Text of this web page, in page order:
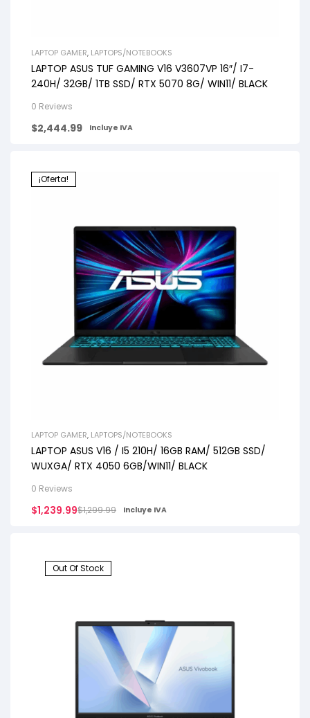
LAPTOP GAMER, LAPTOPS/NOTEBOOKS
LAPTOP ASUS TUF GAMING V16 V3607VP 16″/ I7-
240H/ 32GB/ 1TB SSD/ RTX 5070 8G/ WIN11/ BLACK
0 Reviews
$2,444.99 Incluye IVA
¡Oferta!
LAPTOP GAMER, LAPTOPS/NOTEBOOKS
LAPTOP ASUS V16 / I5 210H/ 16GB RAM/ 512GB SSD/
WUXGA/ RTX 4050 6GB/WIN11/ BLACK
0 Reviews
$1,299.99
$1,239.99 Incluye IVA
Out Of Stock